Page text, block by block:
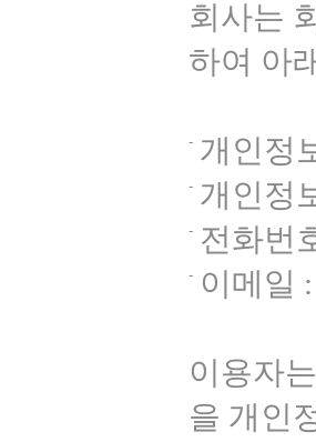
회사는
하여 아
개인정
개인정
전화번
이메일 :
이용자
을 개인